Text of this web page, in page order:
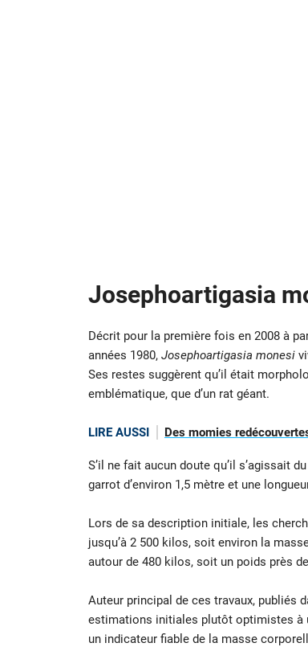
Josephoartigasia
Décrit pour la première fois en 2008 à
années 1980, Josephoartigasia monesi
Ses restes suggèrent qu’il était
emblématique, que d’un rat géant.
LIRE AUSSI Des momies
S’il ne fait aucun doute qu’il s’agissait
garrot d’environ 1,5 mètre et une
Lors de sa description initiale, les
jusqu’à 2 500 kilos, soit environ la
autour de 480 kilos, soit un poids près
Auteur principal de ces travaux, publiés
estimations initiales plutôt optimistes à
un indicateur fiable de la masse